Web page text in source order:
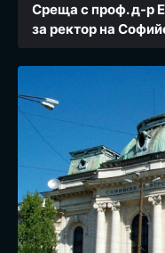
Среща с проф. д-р
за ректор на